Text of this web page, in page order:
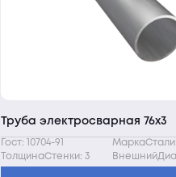
Труба электросварная 76х3
Гост: 10704-91
ТолщинаСтенки: 3